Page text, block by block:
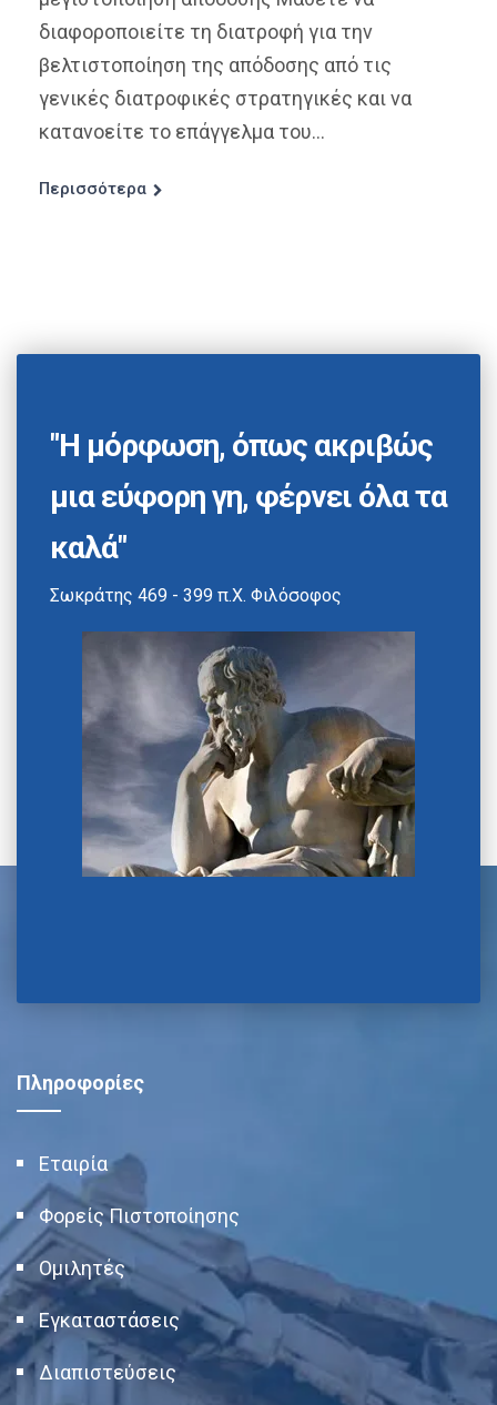
διαφοροποιείτε τη διατροφή για την
βελτιστοποίηση της απόδοσης από τις
γενικές διατροφικές στρατηγικές και να
κατανοείτε το επάγγελμα του...
Περισσότερα
"Η μόρφωση, όπως ακριβώς
μια εύφορη γη, φέρνει όλα τα
καλά"
Σωκράτης 469 - 399 π.Χ. Φιλόσοφος
Πληροφορίες
Εταιρία
Φορείς Πιστοποίησης
Ομιλητές
Εγκαταστάσεις
Διαπιστεύσεις